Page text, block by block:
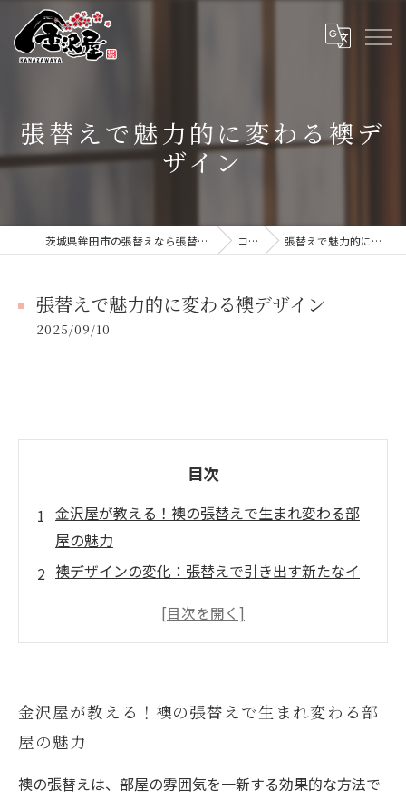
張替えで魅力的に変わる襖デ
ザイン
茨城県鉾田市の張替えなら張替本舗 金沢屋 大洗・鹿嶋店 コラム 張替えで魅力的に変わる襖デザイン
張替えで魅力的に変わる襖デザイン
2025/09/10
目次
金沢屋が教える！襖の張替えで生まれ変わる部
屋の魅力
襖デザインの変化：張替えで引き出す新たなイ
張替えの魔法！個性的な襖デザインで空間を彩
わる瞬間
新しい生活のスタート：金沢屋襖で実現する理
想の空間
金沢屋が教える！襖の張替えで生まれ変わる部
屋の魅力
襖の張替えは、部屋の雰囲気を一新する効果的な方法で